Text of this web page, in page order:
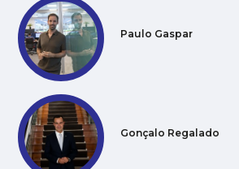
Paulo Gaspar
Gonçalo Regalado